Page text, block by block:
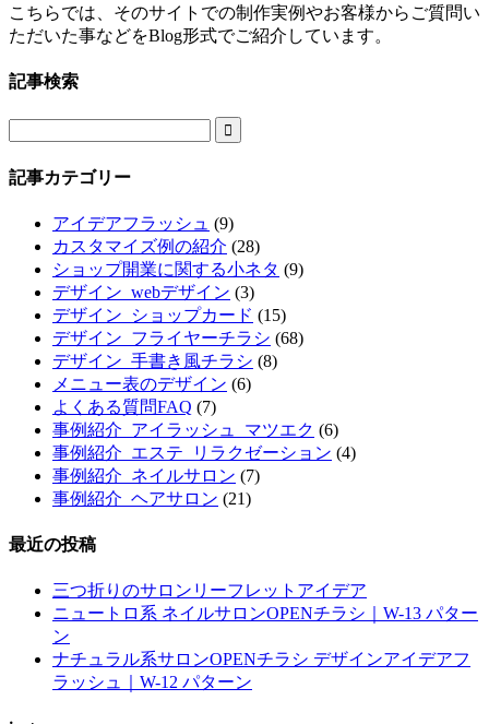
こちらでは、そのサイトでの制作実例やお客様からご質問い
ただいた事などをBlog形式でご紹介しています。
記事検索

記事カテゴリー
アイデアフラッシュ (9)
カスタマイズ例の紹介 (28)
ショップ開業に関する小ネタ (9)
デザイン_webデザイン (3)
デザイン_ショップカード (15)
デザイン_フライヤーチラシ (68)
デザイン_手書き風チラシ (8)
メニュー表のデザイン (6)
よくある質問FAQ (7)
事例紹介_アイラッシュ_マツエク (6)
事例紹介_エステ_リラクゼーション (4)
事例紹介_ネイルサロン (7)
事例紹介_ヘアサロン (21)
最近の投稿
三つ折りのサロンリーフレットアイデア
ニュートロ系 ネイルサロンOPENチラシ｜W-13 パター
ン
ナチュラル系サロンOPENチラシ デザインアイデアフ
ラッシュ｜W-12 パターン